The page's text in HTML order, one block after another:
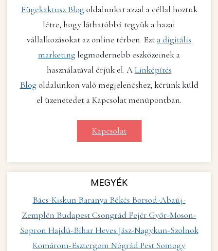
Fügekaktusz Blog oldalunkat azzal a céllal hoztuk
létre, hogy láthatóbbá tegyük a hazai
vállalkozásokat az online térben. Ezt a digitális
marketing legmodernebb eszközeinek a
használatával érjük el. ALinképítés
Blog oldalunkon való megjelenéshez, kérünk küld
el üzenetedet a Kapcsolat menüpontban.
Kapcsolat
MEGYÉK
Bács-Kiskun Baranya Békés Borsod-Abaúj-
Zemplén BudapestCsongrád Fejér Győr-Moson-
Sopron Hajdú-Bihar Heves Jász-Nagykun-Szolnok
Komárom-Esztergom NógrádPest Somogy